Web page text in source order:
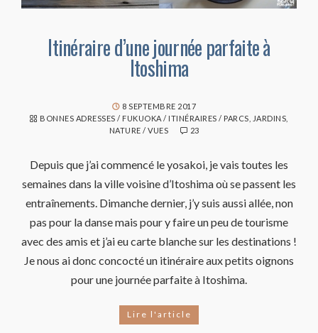
Itinéraire d’une journée parfaite à
Itoshima
8 SEPTEMBRE 2017
BONNES ADRESSES / FUKUOKA / ITINÉRAIRES / PARCS, JARDINS,
NATURE / VUES 23
Depuis que j’ai commencé le yosakoi, je vais toutes les
semaines dans la ville voisine d’Itoshima où se passent les
entraînements. Dimanche dernier, j’y suis aussi allée, non
pas pour la danse mais pour y faire un peu de tourisme
avec des amis et j’ai eu carte blanche sur les destinations !
Je nous ai donc concocté un itinéraire aux petits oignons
pour une journée parfaite à Itoshima.
Lire l'article